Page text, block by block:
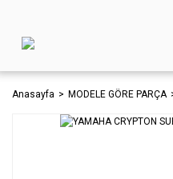
Anasayfa MODELE GÖRE PARÇA